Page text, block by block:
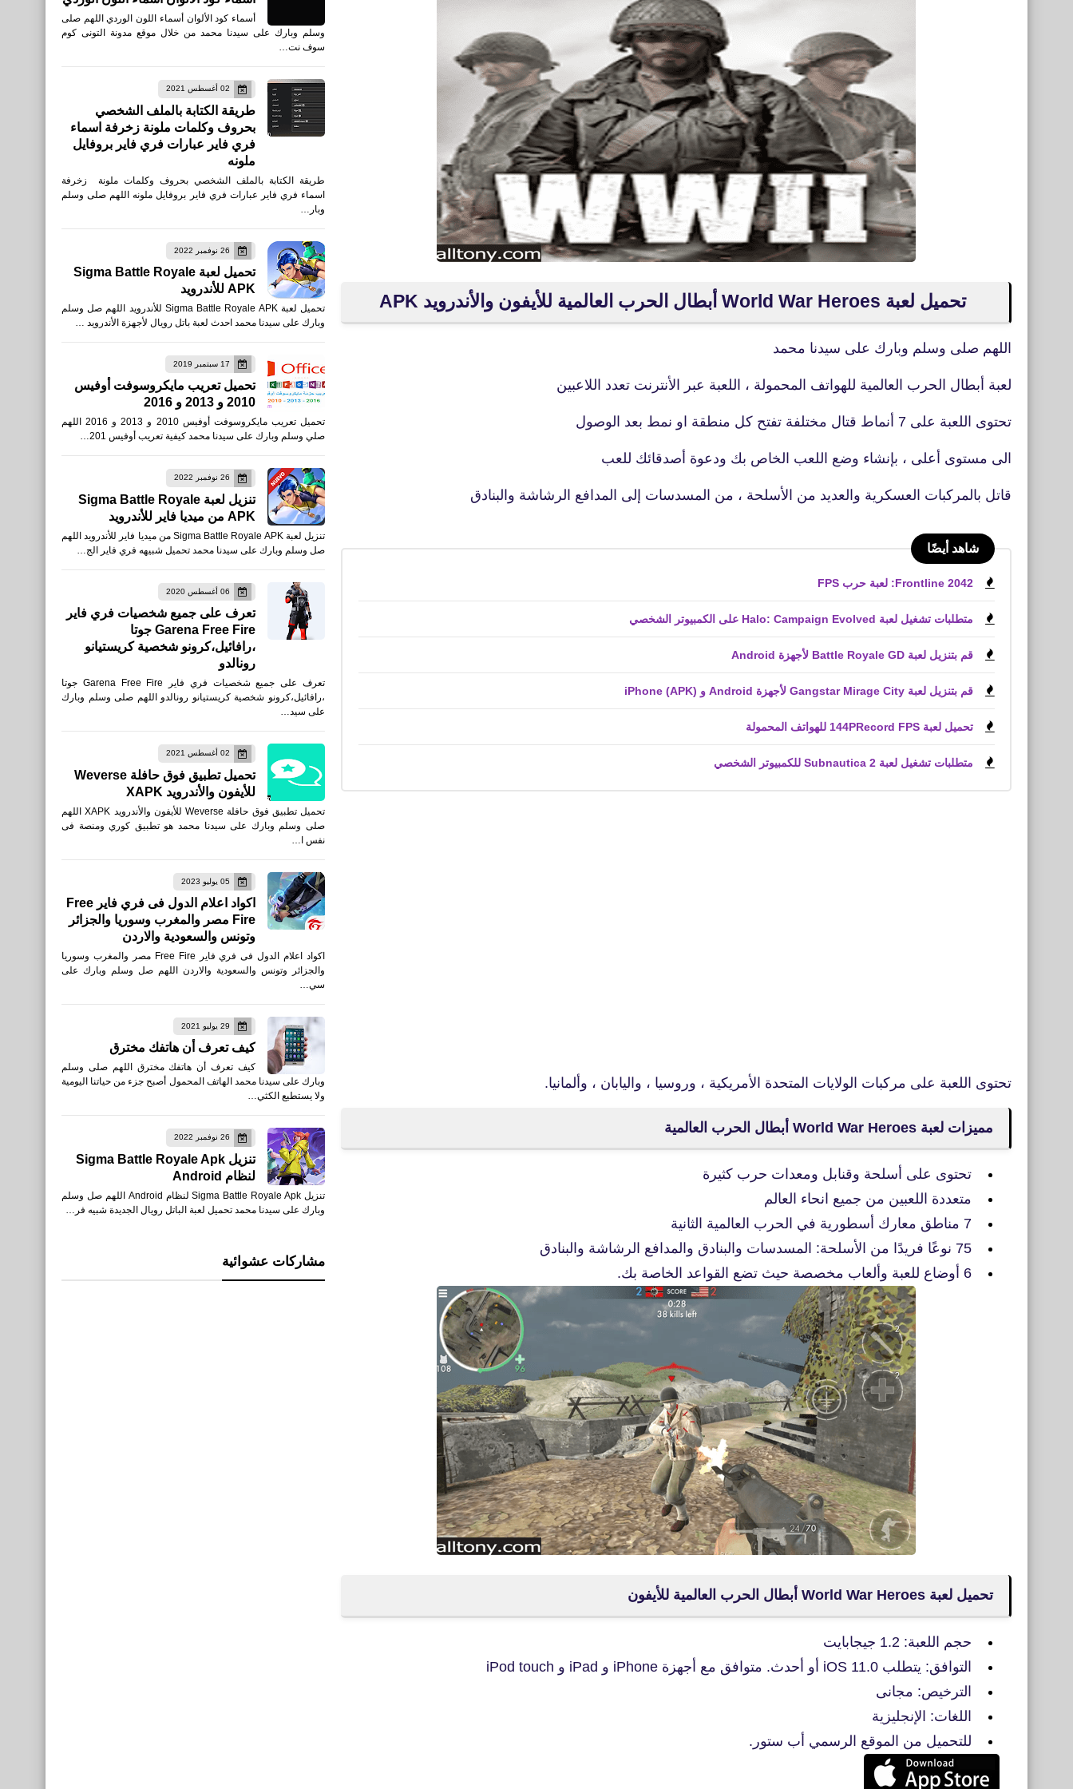
تحميل لعبة World War Heroes أبطال الحرب العالمية للأيفون والأندرويد APK
اللهم صلى وسلم وبارك على سيدنا محمد
لعبة أبطال الحرب العالمية للهواتف المحمولة ، اللعبة عبر الأنترنت تعدد اللاعبين
تحتوى اللعبة على 7 أنماط قتال مختلفة تفتح كل منطقة او نمط بعد الوصول
الى مستوى أعلى ، بإنشاء وضع اللعب الخاص بك ودعوة أصدقائك للعب
قاتل بالمركبات العسكرية والعديد من الأسلحة ، من المسدسات إلى المدافع الرشاشة والبنادق
شاهد أيضًا
Frontline 2042: لعبة حرب FPS
متطلبات تشغيل لعبة Halo: Campaign Evolved على الكمبيوتر الشخصي
قم بتنزيل لعبة Battle Royale GD لأجهزة Android
قم بتنزيل لعبة Gangstar Mirage City لأجهزة Android و iPhone (APK)
تحميل لعبة 144PRecord FPS للهواتف المحمولة
متطلبات تشغيل لعبة Subnautica 2 للكمبيوتر الشخصي
تحتوى اللعبة على مركبات الولايات المتحدة الأمريكية ، وروسيا ، واليابان ، وألمانيا.
مميزات لعبة World War Heroes أبطال الحرب العالمية
تحتوى على أسلحة وقنابل ومعدات حرب كثيرة
متعددة اللعبين من جميع انحاء العالم
7 مناطق معارك أسطورية في الحرب العالمية الثانية
75 نوعًا فريدًا من الأسلحة: المسدسات والبنادق والمدافع الرشاشة والبنادق
6 أوضاع للعبة وألعاب مخصصة حيث تضع القواعد الخاصة بك.
تحميل لعبة World War Heroes أبطال الحرب العالمية للأيفون
حجم اللعبة: 1.2 جيجابايت
التوافق: يتطلب iOS 11.0 أو أحدث. متوافق مع أجهزة iPhone و iPad و iPod touch
الترخيص: مجانى
اللغات: الإنجليزية
للتحميل من الموقع الرسمي أب ستور.
أسماء كود الألوان أسماء اللون الوردي اللهم صلى
وسلم وبارك على سيدنا محمد من خلال موقع مدونة التونى كوم
سوف نت…
02 أغسطس 2021
طريقة الكتابة بالملف الشخصي
بحروف وكلمات ملونة زخرفة اسماء
فري فاير عبارات فري فاير بروفايل
ملونه
طريقة الكتابة بالملف الشخصي بحروف وكلمات ملونة زخرفة
اسماء فري فاير عبارات فري فاير بروفايل ملونه اللهم صلى وسلم
وبار…
26 نوفمبر 2022
تحميل لعبة Sigma Battle Royale
APK للأندرويد
تحميل لعبة Sigma Battle Royale APK للأندرويد اللهم صل وسلم
وبارك على سيدنا محمد احدث لعبة باتل رويال لأجهزة الأندرويد …
17 سبتمبر 2019
تحميل تعريب مايكروسوفت أوفيس
2010 و 2013 و 2016
تحميل تعريب مايكروسوفت أوفيس 2010 و 2013 و 2016 اللهم
صلي وسلم وبارك على سيدنا محمد كيفية تعريب أوفيس 201…
26 نوفمبر 2022
تنزيل لعبة Sigma Battle Royale
APK من ميديا فاير للأندرويد
تنزيل لعبة Sigma Battle Royale APK من ميديا فاير للأندرويد اللهم
صل وسلم وبارك على سيدنا محمد تحميل شبيهه فري فاير الج…
06 أغسطس 2020
تعرف على جميع شخصيات فري فاير
Garena Free Fire جوتا
،رافائيل،كرونو شخصية كريستيانو
رونالدو
تعرف على جميع شخصيات فري فاير Garena Free Fire جوتا
،رافائيل،كرونو شخصية كريستيانو رونالدو اللهم صلى وسلم وبارك
على سيد…
02 أغسطس 2021
تحميل تطبيق فوق حافلة Weverse
للأيفون والأندرويد XAPK
تحميل تطبيق فوق حافلة Weverse للأيفون والأندرويد XAPK اللهم
صلى وسلم وبارك على سيدنا محمد هو تطبيق كوري ومنصة فى
نفس ا…
05 يوليو 2023
اكواد اعلام الدول فى فري فاير Free
Fire مصر والمغرب وسوريا والجزائر
وتونس والسعودية والاردن
اكواد اعلام الدول فى فري فاير Free Fire مصر والمغرب وسوريا
والجزائر وتونس والسعودية والاردن اللهم صل وسلم وبارك على
سي…
29 يوليو 2021
كيف تعرف أن هاتفك مخترق
كيف تعرف أن هاتفك مخترق اللهم صلى وسلم
وبارك على سيدنا محمد الهاتف المحمول أصبح جزء من حياتنا اليومية
ولا يستطيع الكثي…
26 نوفمبر 2022
تنزيل Sigma Battle Royale Apk
لنظام Android
تنزيل Sigma Battle Royale Apk لنظام Android اللهم صل وسلم
وبارك على سيدنا محمد تحميل لعبة الباتل رويال الجديدة شبيه فر…
مشاركات عشوائية